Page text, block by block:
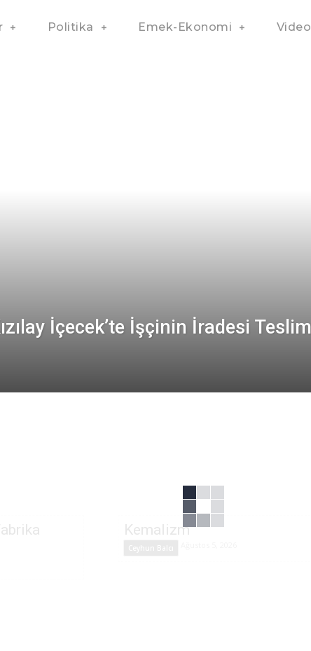
Politika Emek-Ekonomi Video
İçecek’te İşçinin İradesi Teslim
Kemalizm